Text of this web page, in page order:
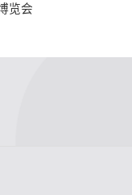
览会